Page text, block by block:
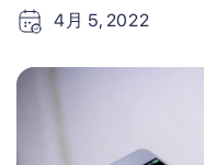
4月 5, 2022